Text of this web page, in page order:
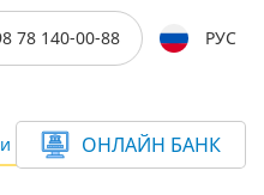
78 140-00-88 РУС
Банка ещё
ОНЛАЙН БАНК